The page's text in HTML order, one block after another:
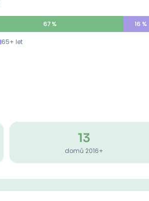
67% 16 %
65+ let
13
domů 2016+